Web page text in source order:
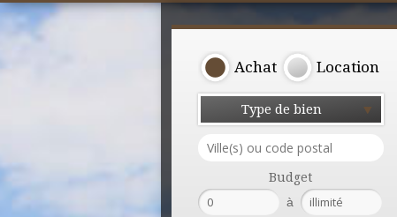
Achat Location
Type de bien
Budget
à